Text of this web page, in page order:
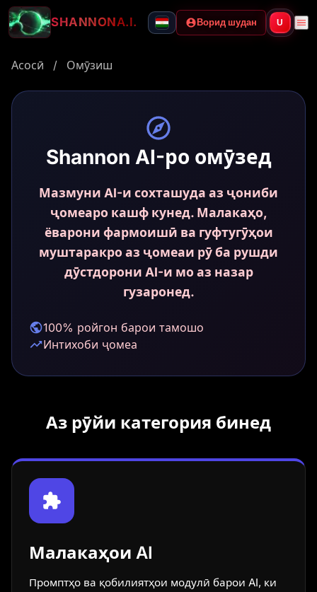
SHANNONA.I. Ворид шудан U
Асосӣ / Омӯзиш
Shannon AI-ро омӯзед
Мазмуни AI-и сохташуда аз ҷониби
ҷомеаро кашф кунед. Малакаҳо,
ёварони фармоишӣ ва гуфтугӯҳои
муштаракро аз ҷомеаи рӯ ба рушди
дӯстдорони AI-и мо аз назар
гузаронед.
100% ройгон барои тамошо
Интихоби ҷомеа
Аз рӯйи категория бинед
Малакаҳои AI
Промптҳо ва қобилиятҳои модулӣ барои AI, ки